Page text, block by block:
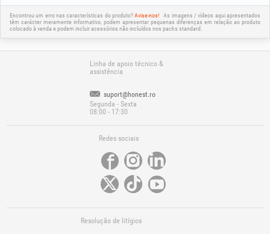
Encontrou um erro nas características do produto?Avise-nos!
As imagens / vídeos aqui apresentados
têm carácter meramente informativo, podem apresentar pequenas diferenças em relação ao produto
colocado à venda e podem incluir acessórios não incluídos nos packs standard.
Linha de apoio técnico &
assistência
suport@honest.ro
Segunda - Sexta
08:00 - 17:30
Redes sociais
Resolução de litígios